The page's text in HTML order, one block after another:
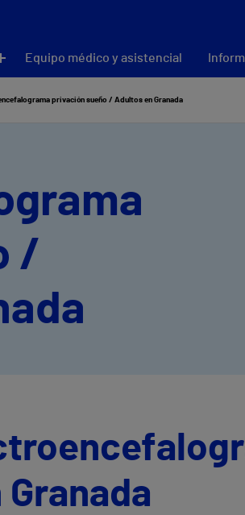
Equipo médico y asistencial
privación sueño / Adultos en Granada
/